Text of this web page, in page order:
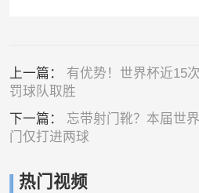
上一篇： 有优势！世界杯近15
罚球队取胜
下一篇： 忘带射门靴？本届世
门仅打进两球
热门视频